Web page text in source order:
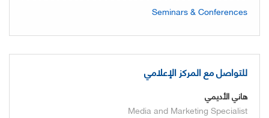
Seminars & Conferences
للتواصل مع المركز الإعلامي
هاني الأديمي
Media and Marketing Specialist